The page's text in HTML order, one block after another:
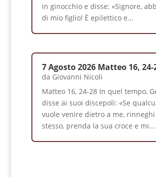
in ginocchio e disse: «Signore,
di mio figlio! È epilettico e...
7 Agosto 2026 Matteo 16, 24-
da Giovanni Nicoli
Matteo 16, 24-28 In quel tempo,
disse ai suoi discepoli: «Se
vuole venire dietro a me, rinneghi
stesso, prenda la sua croce e mi...